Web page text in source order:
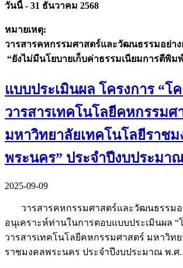
วันนี้ - 31 ธันวาคม 2568
หมายเหตุ:
วารสารคหกรรมศาสตร์และวัฒนธรรมอย่าง
“ยังไม่มีนโยบายเก็บค่าธรรมเนียมการตีพิม
แบบประเมินผล โครงการ “โ
วารสารเทคโนโลยีคหกรรมศ
มหาวิทยาลัยเทคโนโลยีราชม
พระนคร” ประจำปีงบประมา
2025-09-09
วารสารคหกรรมศาสตร์และวัฒนธรรมอ
อนุเคราะห์ท่านในการตอบแบบประเมินผล “
วารสารเทคโนโลยีคหกรรมศาสตร์ มหาวิท
ราชมงคลพระนคร ประจำปีงบประมาณ พ.ศ.